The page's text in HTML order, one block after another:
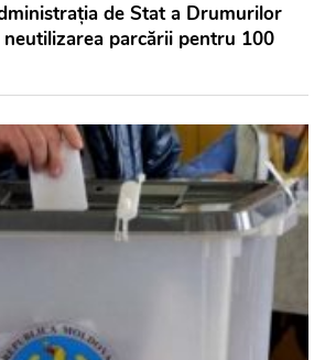
de Stat a Drumurilor
parcării pentru 100